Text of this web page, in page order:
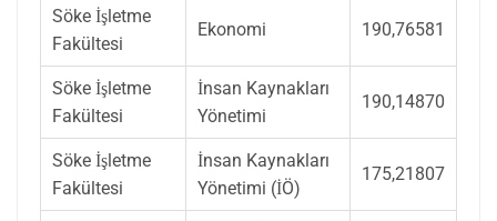
Söke İşletme
Fakültesi
Ekonomi 190,76581
Söke İşletme
Fakültesi
İnsan Kaynakları
Yönetimi
190,14870
Söke İşletme
Fakültesi
İnsan Kaynakları
Yönetimi (İÖ)
175,21807